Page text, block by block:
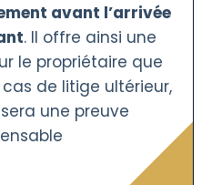
avant l’arrivée
. Il offre ainsi une
le propriétaire que
de litige ultérieur,
une preuve